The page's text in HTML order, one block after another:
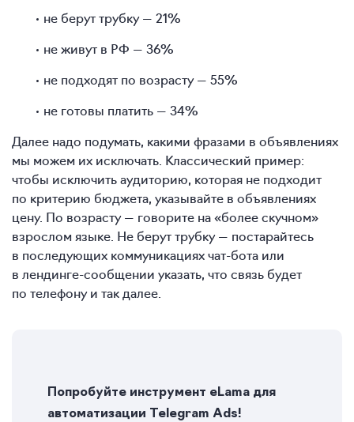
не берут трубку — 21%
не живут в РФ — 36%
не подходят по возрасту — 55%
не готовы платить — 34%
Далее надо подумать, какими фразами в объявлениях
мы можем их исключать. Классический пример:
чтобы исключить аудиторию, которая не подходит
по критерию бюджета, указывайте в объявлениях
цену. По возрасту — говорите на «более скучном»
взрослом языке. Не берут трубку — постарайтесь
в последующих коммуникациях чат-бота или
в лендинге-сообщении указать, что связь будет
по телефону и так далее.
Попробуйте инструмент eLama для
автоматизации Telegram Ads!